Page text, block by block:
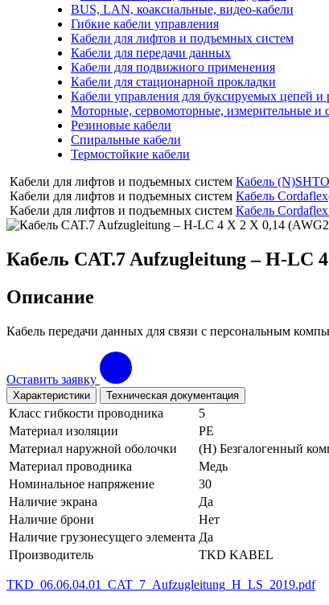
BUS, LAN, коаксиальные, видео-кабели
Гибкие кабели управления
Кабели для лифтов и подъемных систем
Кабели для передачи данных
Кабели для подвижного применения
Кабели для стационарной прокладки
Кабели управления для буксируемых цепей и
Моторные, сервомоторные, измерительные и
Резиновые кабели
Спиральные кабели
Термостойкие кабели
Кабели для лифтов и подъемных систем Кабель
Кабели для лифтов и подъемных систем Кабель
Кабели для лифтов и подъемных систем Кабель
Кабель CAT.7 Aufzugleitung – H-LC
Описание
Кабель передачи данных для связи с персональным
Оставить заявку
Характеристики Техническая документация
Класс гибкости проводника
5
Материал изоляции
PE
Материал наружной оболочки
(H) Безгалогенный
Материал проводника
Медь
Номинальное напряжение
30
Наличие экрана
Да
Наличие брони
Нет
Наличие грузонесущего элемента Да
Производитель
TKD KABEL
TKD_06.06.04.01_CAT_7_Aufzugleitung_H_LS_2019.pdf